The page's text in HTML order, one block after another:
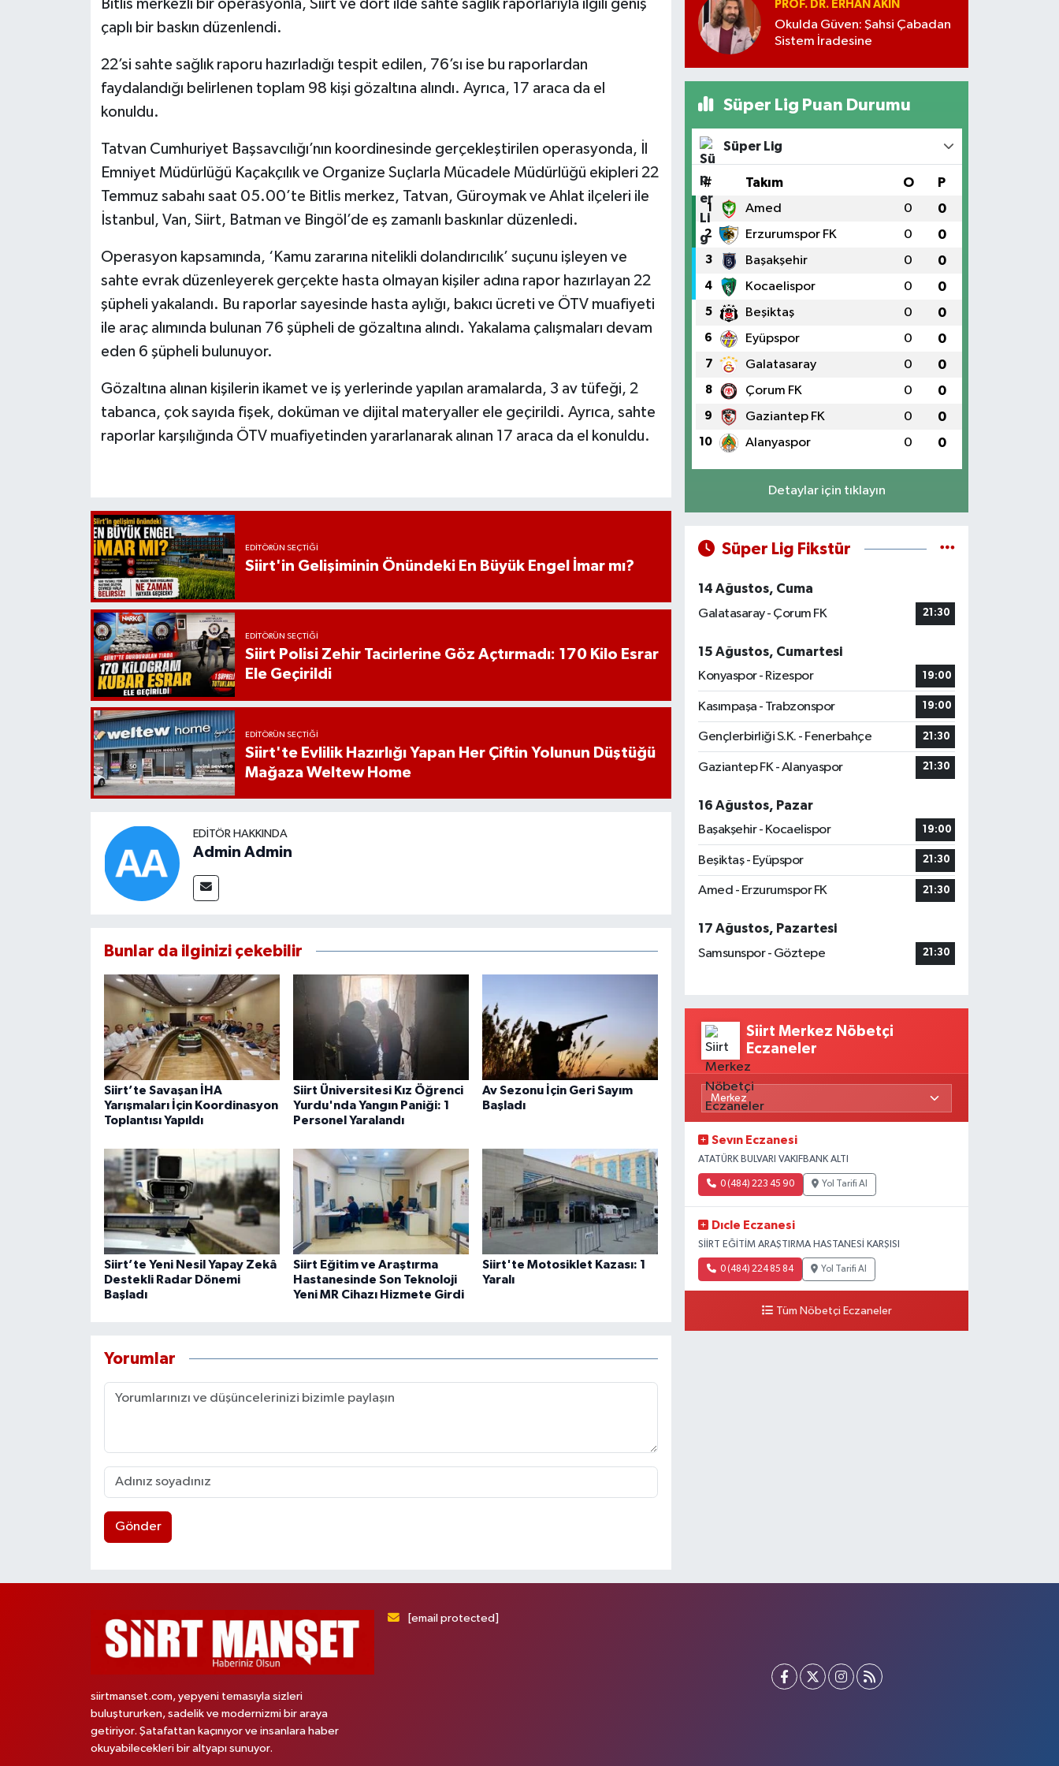
Bitlis merkezli bir operasyonla, Siirt ve dört ilde sahte sağlık raporlarıyla ilgili geniş
çaplı bir baskın düzenlendi.
22’si sahte sağlık raporu hazırladığı tespit edilen, 76’sı ise bu raporlardan
faydalandığı belirlenen toplam 98 kişi gözaltına alındı. Ayrıca, 17 araca da el
konuldu.
Tatvan Cumhuriyet Başsavcılığı’nın koordinesinde gerçekleştirilen operasyonda, İl
Emniyet Müdürlüğü Kaçakçılık ve Organize Suçlarla Mücadele Müdürlüğü ekipleri 22
Temmuz sabahı saat 05.00’te Bitlis merkez, Tatvan, Güroymak ve Ahlat ilçeleri ile
İstanbul, Van, Siirt, Batman ve Bingöl’de eş zamanlı baskınlar düzenledi.
Operasyon kapsamında, ‘Kamu zararına nitelikli dolandırıcılık’ suçunu işleyen ve
sahte evrak düzenleyerek gerçekte hasta olmayan kişiler adına rapor hazırlayan 22
şüpheli yakalandı. Bu raporlar sayesinde hasta aylığı, bakıcı ücreti ve ÖTV muafiyeti
ile araç alımında bulunan 76 şüpheli de gözaltına alındı. Yakalama çalışmaları devam
eden 6 şüpheli bulunuyor.
Gözaltına alınan kişilerin ikamet ve iş yerlerinde yapılan aramalarda, 3 av tüfeği, 2
tabanca, çok sayıda fişek, doküman ve dijital materyaller ele geçirildi. Ayrıca, sahte
raporlar karşılığında ÖTV muafiyetinden yararlanarak alınan 17 araca da el konuldu.
EDITÖRÜN SEÇTIĞI
Siirt'in Gelişiminin Önündeki En Büyük Engel İmar mı?
EDITÖRÜN SEÇTIĞI
Siirt Polisi Zehir Tacirlerine Göz Açtırmadı: 170 Kilo Esrar
Ele Geçirildi
EDITÖRÜN SEÇTIĞI
Siirt'te Evlilik Hazırlığı Yapan Her Çiftin Yolunun Düştüğü
Mağaza Weltew Home
EDITÖR HAKKINDA
Admin Admin
Bunlar da ilginizi çekebilir
Siirt’te Savaşan İHA
Yarışmaları İçin Koordinasyon
Toplantısı Yapıldı
Siirt Üniversitesi Kız Öğrenci
Yurdu'nda Yangın Paniği: 1
Personel Yaralandı
Av Sezonu İçin Geri Sayım
Başladı
Siirt’te Yeni Nesil Yapay Zekâ
Destekli Radar Dönemi
Başladı
Siirt Eğitim ve Araştırma
Hastanesinde Son Teknoloji
Yeni MR Cihazı Hizmete Girdi
Siirt'te Motosiklet Kazası: 1
Yaralı
Yorumlar
Gönder
PROF. DR. ERHAN AKIN
Okulda Güven: Şahsi Çabadan
Sistem İradesine
Süper Lig Puan Durumu
Süper Lig
# Takım O P
1 Amed 0 0
2 Erzurumspor FK 0 0
3 Başakşehir 0 0
4 Kocaelispor 0 0
5 Beşiktaş 0 0
6 Eyüpspor 0 0
7 Galatasaray 0 0
8 Çorum FK 0 0
9 Gaziantep FK 0 0
10 Alanyaspor 0 0
Detaylar için tıklayın
Süper Lig Fikstür
14 Ağustos, Cuma
Galatasaray - Çorum FK
21:30
15 Ağustos, Cumartesi
Konyaspor - Rizespor
19:00
Kasımpaşa - Trabzonspor 19:00
Gençlerbirliği S.K. - Fenerbahçe 21:30
Gaziantep FK - Alanyaspor 21:30
16 Ağustos, Pazar
Başakşehir - Kocaelispor
19:00
Beşiktaş - Eyüpspor 21:30
Amed - Erzurumspor FK 21:30
17 Ağustos, Pazartesi
Samsunspor - Göztepe
21:30
Siirt Merkez Nöbetçi
Eczaneler
Sevın Eczanesi
ATATÜRK BULVARI VAKIFBANK ALTI
0 (484) 223 45 90 Yol Tarifi Al
Dıcle Eczanesi
SİİRT EĞİTİM ARAŞTIRMA HASTANESİ KARŞISI
0 (484) 224 85 84 Yol Tarifi Al
Tüm Nöbetçi Eczaneler
siirtmanset.com, yepyeni temasıyla sizleri
buluştururken, sadelik ve modernizmi bir araya
getiriyor. Şatafattan kaçınıyor ve insanlara haber
okuyabilecekleri bir altyapı sunuyor.
[email protected]